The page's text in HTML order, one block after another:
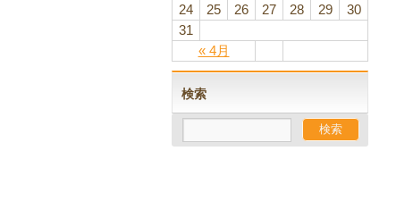
« 4月
24
25 26 27 28 29
30
31
検索